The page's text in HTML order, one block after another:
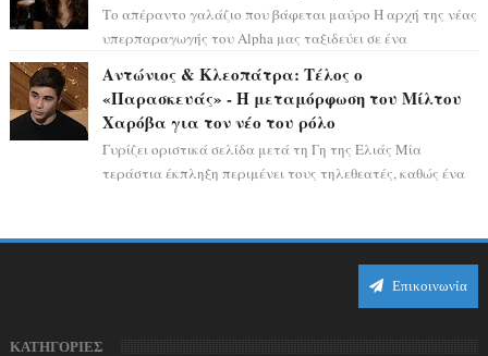
Το απέραντο γαλάζιο που βάφεται μαύρο Η αρχή της νέας
υπερπαραγωγής του Alpha μας ταξιδεύει σε ένα
Αντώνιος & Κλεοπάτρα: Τέλος ο
«Παρασκευάς» - Η μεταμόρφωση του Μίλτου
Χαρόβα για τον νέο του ρόλο
Γυρίζει οριστικά σελίδα μετά τη Γη της Ελιάς Μία
τεράστια έκπληξη περιμένει τους τηλεθεατές, καθώς ένα
Επικοινωνία
ΚΑΤΗΓΟΡΙΕΣ